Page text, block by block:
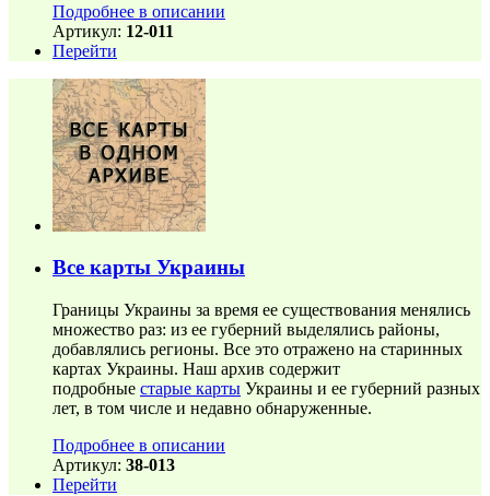
Подробнее в описании
Артикул: 12-011
Перейти
Все карты Украины
Границы Украины за время ее существования менялись
множество раз: из ее губерний выделялись районы,
добавлялись регионы. Все это отражено на старинных
картах Украины. Наш архив содержит
подробные старые карты Украины и ее губерний разных
лет, в том числе и недавно обнаруженные.
Подробнее в описании
Артикул: 38-013
Перейти